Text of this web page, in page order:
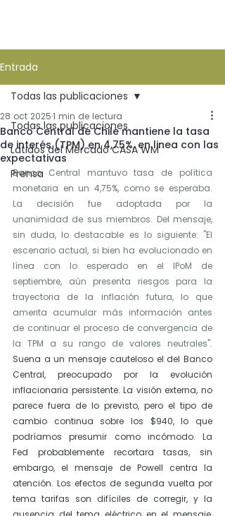
Entrada
Todas las publicaciones
Latidos del Mercado CASA WM
Prensa
Todas las publicaciones
Banco Central de Chile mantiene la tasa
de interés (TPM) en 4,75%, en linea con las
expectativas
28 oct 20251 min de lectura
Banco Central mantuvo tasa de política
monetaria en un 4,75%, como se esperaba.
La decisión fue adoptada por la
unanimidad de sus miembros. Del mensaje,
sin duda, lo destacable es lo siguiente: "El
escenario actual, si bien ha evolucionado en
línea con lo esperado en el IPoM de
septiembre, aún presenta riesgos para la
trayectoria de la inflación futura, lo que
amerita acumular más información antes
de continuar el proceso de convergencia de
Suena a un mensaje cauteloso el del Banco
Central, preocupado por la evolución
inflacionaria persistente. La visión externa, no
parece fuera de lo previsto, pero el tipo de
cambio continua sobre los $940, lo que
podríamos presumir como incómodo. La
Fed probablemente recortara tasas, sin
embargo, el mensaje de Powell centra la
atención. Los efectos de segunda vuelta por
tema tarifas son difíciles de corregir, y la